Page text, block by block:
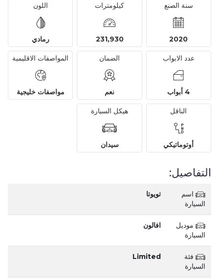
سنة الصنع
2020
كيلومترات
231,930
اللون
رمادي
عدد الابواب
4 أبواب
الضمان
نعم
المواصفات الاقليمية
مواصفات خليجية
الناقل
أوتوماتيكي
هيكل السيارة
سيدان
التفاصيل:
اسم
السيارة
تويوتا
موديل
السيارة
افالون
فئة
السيارة
Limited